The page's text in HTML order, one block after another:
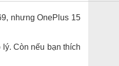
nhưng OnePlus 15
Còn nếu bạn thích